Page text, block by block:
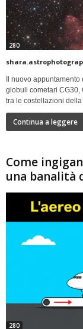
280
Il nuovo appuntamento
globuli cometari CG30,
tra le costellazioni
Continua a leggere
Come
una banalità
280